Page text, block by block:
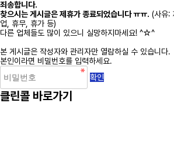
죄송합니다.
찾으시는 게시글은 제휴가 종료되었습니다 ㅠㅠ. (사유:
업, 휴무, 휴가 등)
다른 업체들도 많이 있으니 실망하지마세요! ^☆^
본 게시글은 작성자와 관리자만 열람하실 수 있습니다.
본인이라면 비밀번호를 입력하세요.
클린콜 바로가기